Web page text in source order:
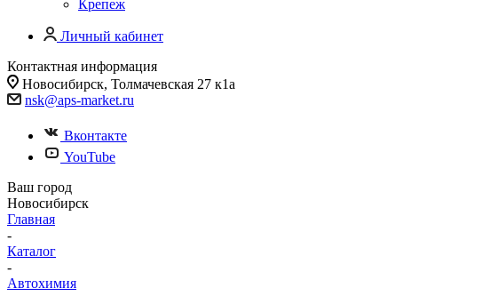
Крепеж
Личный кабинет
Контактная информация
Новосибирск, Толмачевская 27 к1а
nsk@aps-market.ru
Вконтакте
YouTube
Ваш город
Новосибирск
Главная
-
Каталог
-
Автохимия